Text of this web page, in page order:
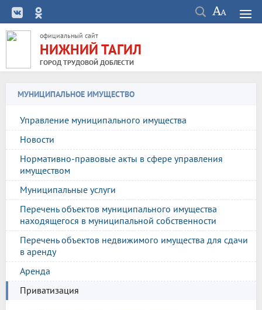
официальный сайт
НИЖНИЙ ТАГИЛ
ГОРОД ТРУДОВОЙ ДОБЛЕСТИ
МУНИЦИПАЛЬНОЕ ИМУЩЕСТВО
Управление муниципального имущества
Новости
Нормативно-правовые акты в сфере управления
имуществом
Муниципальные услуги
Перечень объектов муниципального имущества
находящегося в муниципальной собственности
Перечень объектов недвижимого имущества для сдачи
в аренду
Аренда
Приватизация